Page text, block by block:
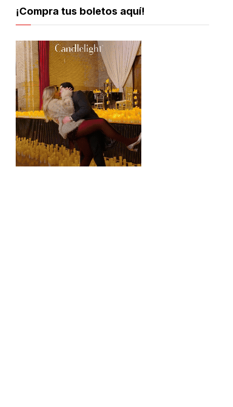
¡Compra tus boletos aquí!